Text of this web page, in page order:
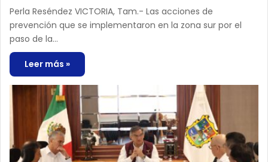
Perla Reséndez VICTORIA, Tam.- Las acciones de
prevención que se implementaron en la zona sur por el
paso de la…
Leer más »